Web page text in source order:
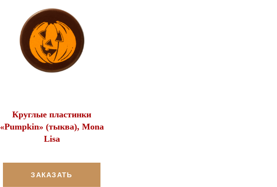
Круглые пластинки
«Pumpkin» (тыква), Mona
Lisa
ЗАКАЗАТЬ